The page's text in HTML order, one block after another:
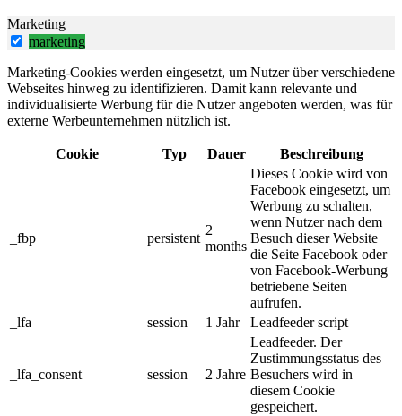
Marketing
marketing
Marketing-Cookies werden eingesetzt, um Nutzer über verschiedene
Webseites hinweg zu identifizieren. Damit kann relevante und
individualisierte Werbung für die Nutzer angeboten werden, was für
externe Werbeunternehmen nützlich ist.
Cookie Typ Dauer Beschreibung
_fbp persistent
2
months
Dieses Cookie wird von
Facebook eingesetzt, um
Werbung zu schalten,
wenn Nutzer nach dem
Besuch dieser Website
die Seite Facebook oder
von Facebook-Werbung
betriebene Seiten
aufrufen.
_lfa
session 1 Jahr Leadfeeder script
_lfa_consent session 2 Jahre
Leadfeeder. Der
Zustimmungsstatus des
Besuchers wird in
diesem Cookie
gespeichert.